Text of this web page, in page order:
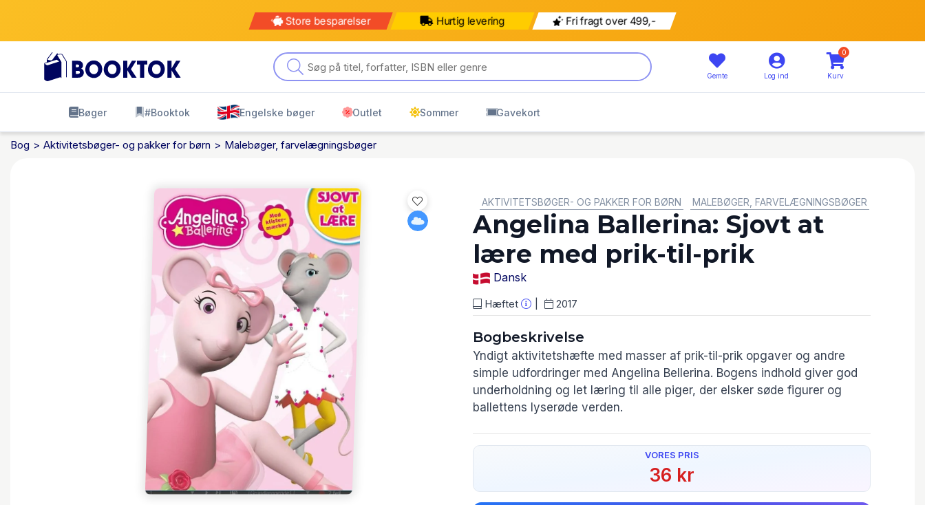
Store besparelser Hurtig levering Fri fragt over 499,-
Gemte Log ind
0
Kurv
Bøger #Booktok Engelske bøger Outlet Sommer Gavekort
Bog Aktivitetsbøger- og pakker for børn Malebøger, farvelægningsbøger
AKTIVITETSBØGER- OG PAKKER FOR BØRN
MALEBØGER, FARVELÆGNINGSBØGER
Angelina Ballerina: Sjovt at
lære med prik-til-prik
Dansk
Hæftet 2017
Bogbeskrivelse
Yndigt aktivitetshæfte med masser af prik-til-prik opgaver og andre
simple udfordringer med Angelina Bellerina. Bogens indhold giver god
underholdning og let læring til alle piger, der elsker søde figurer og
ballettens lyserøde verden.
VORES PRIS
36 kr